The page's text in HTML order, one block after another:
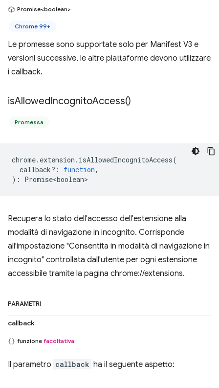
Promise<boolean>
Chrome 99+
Le promesse sono supportate solo per Manifest V3 e
versioni successive, le altre piattaforme devono utilizzare
i callback.
isAllowedIncognitoAccess()
Promessa
chrome. extension . isAllowedIncognitoAccess(
callback? : function,
) : Promise<boolean>
Recupera lo stato dell'accesso dell'estensione alla
modalità di navigazione in incognito. Corrisponde
all'impostazione "Consentita in modalità di navigazione in
incognito" controllata dall'utente per ogni estensione
accessibile tramite la pagina chrome://extensions.
PARAMETRI
callback
funzione facoltativa
Il parametro callback ha il seguente aspetto: